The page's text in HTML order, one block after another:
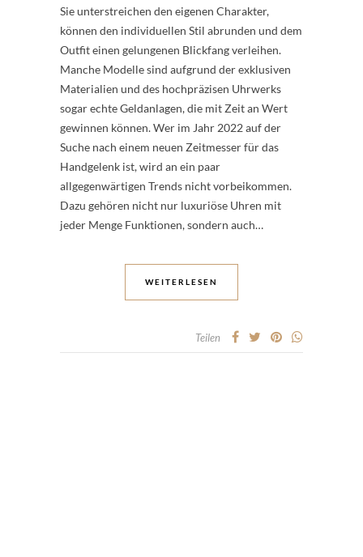
Sie unterstreichen den eigenen Charakter,
können den individuellen Stil abrunden und dem
Outfit einen gelungenen Blickfang verleihen.
Manche Modelle sind aufgrund der exklusiven
Materialien und des hochpräzisen Uhrwerks
sogar echte Geldanlagen, die mit Zeit an Wert
gewinnen können. Wer im Jahr 2022 auf der
Suche nach einem neuen Zeitmesser für das
Handgelenk ist, wird an ein paar
allgegenwärtigen Trends nicht vorbeikommen.
Dazu gehören nicht nur luxuriöse Uhren mit
jeder Menge Funktionen, sondern auch…
WEITERLESEN
Teilen